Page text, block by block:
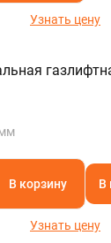
Узнать цену
В корзину В
Узнать цену